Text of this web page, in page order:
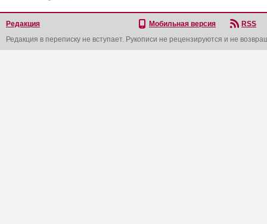
Редакция Мобильная версия
RSS
Редакция в переписку не вступает. Рукописи не рецензируются и не